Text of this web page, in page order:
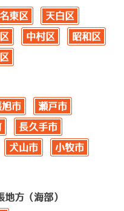
名東区 天白区
中村区 昭和区
旭市 瀬戸市
長久手市
犬山市 小牧市
地方（海部）